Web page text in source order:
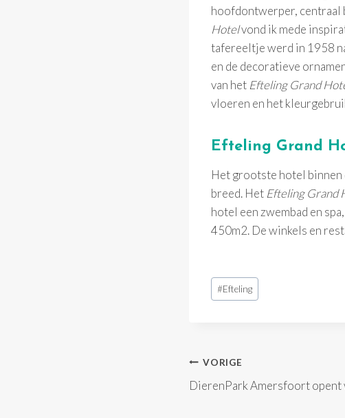
hoofdontwerper, centraal
Hotelvond ik mede
tafereeltje werd in 1958
en de decoratieve
van het Efteling Grand
vloeren en het
Efteling Grand
Het grootste hotel
breed. Het Efteling Grand
hotel een zwembad en
450m2. De winkels en
Bericht
tags:
#Efteling
Bericht
navigatie
VORIGE
DierenPark Amersfoort